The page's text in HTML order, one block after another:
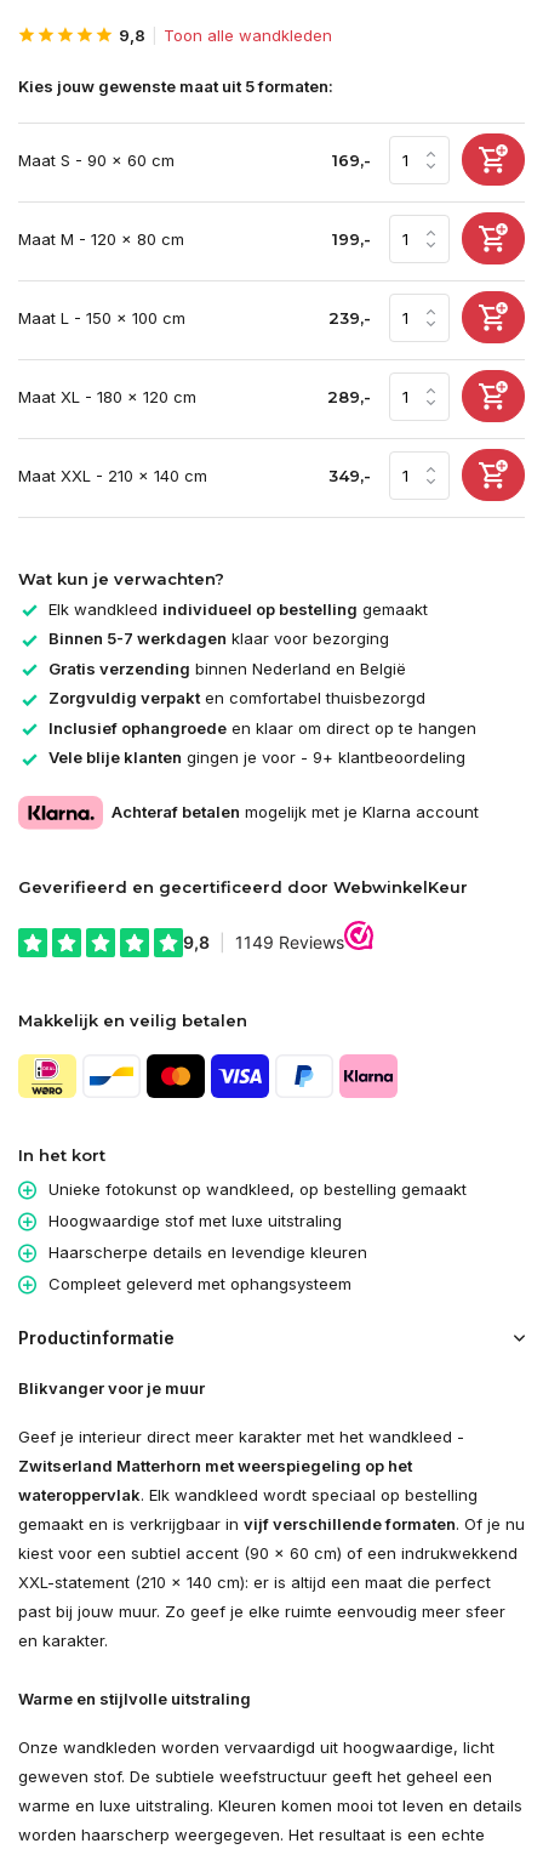
9,8 Toon alle wandkleden
Kies jouw gewenste maat uit 5 formaten:
Maat S - 90 x 60 cm 169,-
Maat M - 120 x 80 cm 199,-
Maat L - 150 x 100 cm 239,-
Maat XL - 180 x 120 cm 289,-
Maat XXL - 210 x 140 cm 349,-
Wat kun je verwachten?
Elk wandkleed individueel op bestelling gemaakt
Binnen 5-7 werkdagen klaar voor bezorging
Gratis verzending binnen Nederland en België
Zorgvuldig verpakten comfortabel thuisbezorgd
Inclusief ophangroede en klaar om direct op te hangen
Vele blije klanten gingen je voor - 9+ klantbeoordeling
Achteraf betalen mogelijk met je Klarna account
Geverifieerd en gecertificeerd door WebwinkelKeur
Makkelijk en veilig betalen
In het kort
Unieke fotokunst op wandkleed, op bestelling gemaakt
Hoogwaardige stof met luxe uitstraling
Haarscherpe details en levendige kleuren
Compleet geleverd met ophangsysteem
Productinformatie
Blikvanger voor je muur
Geef je interieur direct meer karakter met het wandkleed -
Zwitserland Matterhorn met weerspiegeling op het
wateroppervlak. Elk wandkleed wordt speciaal op bestelling
gemaakt en is verkrijgbaar in vijf verschillende formaten. Of je nu
kiest voor een subtiel accent (90 × 60 cm) of een indrukwekkend
XXL-statement (210 × 140 cm): er is altijd een maat die perfect
past bij jouw muur. Zo geef je elke ruimte eenvoudig meer sfeer
en karakter.
Warme en stijlvolle uitstraling
Onze wandkleden worden vervaardigd uit hoogwaardige, licht
geweven stof. De subtiele weefstructuur geeft het geheel een
warme en luxe uitstraling. Kleuren komen mooi tot leven en details
worden haarscherp weergegeven. Het resultaat is een echte